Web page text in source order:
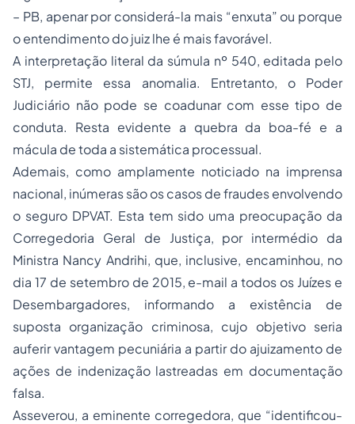
– PB, apenar por considerá-la mais “enxuta” ou porque
o entendimento do juiz lhe é mais favorável.
A interpretação literal da súmula nº 540, editada pelo
STJ, permite essa anomalia. Entretanto, o Poder
Judiciário não pode se coadunar com esse tipo de
conduta. Resta evidente a quebra da boa-fé e a
mácula de toda a sistemática processual.
Ademais, como amplamente noticiado na imprensa
nacional, inúmeras são os casos de fraudes envolvendo
o seguro DPVAT. Esta tem sido uma preocupação da
Corregedoria Geral de Justiça, por intermédio da
Ministra Nancy Andrihi, que, inclusive, encaminhou, no
dia 17 de setembro de 2015, e-mail a todos os Juízes e
Desembargadores, informando a existência de
suposta organização criminosa, cujo objetivo seria
auferir vantagem pecuniária a partir do ajuizamento de
ações de indenização lastreadas em documentação
falsa.
Asseverou, a eminente corregedora, que “identificou-